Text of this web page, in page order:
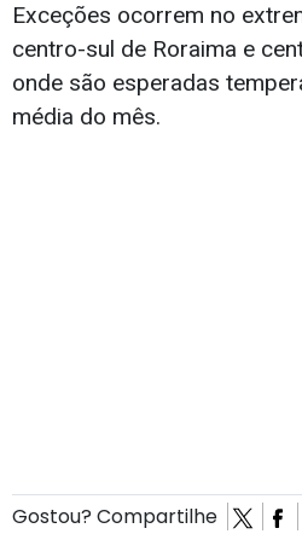
Exceções ocorrem no
centro-sul de Roraima e
onde são esperadas
média do mês.
Gostou? Compartilhe